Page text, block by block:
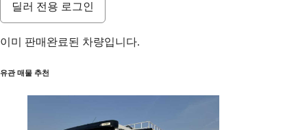
딜러 전용 로그인
이미 판매완료된 차량입니다.
유관 매물 추천